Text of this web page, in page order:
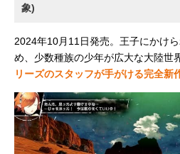
象)
2024年10月11日発売。王子にかけ
め、少数種族の少年が広大な大陸世
リーズのスタッフが手がける完全新